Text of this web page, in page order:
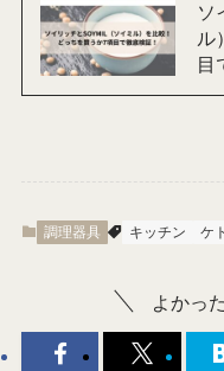
ソ
ル
目
調理器具 キッチン ケ
よかっ